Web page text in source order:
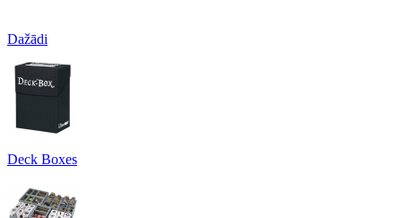
Dažādi
Deck Boxes